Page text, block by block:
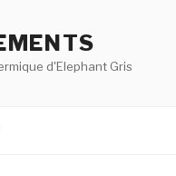
d'Elephant Gris